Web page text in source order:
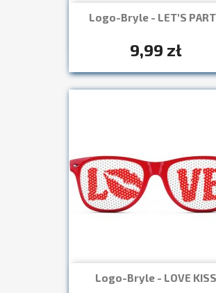
Logo-Bryle - LET'S
9,99 zł
Szybki podgląd
Logo-Bryle - LOVE KISS
Szybki podgląd